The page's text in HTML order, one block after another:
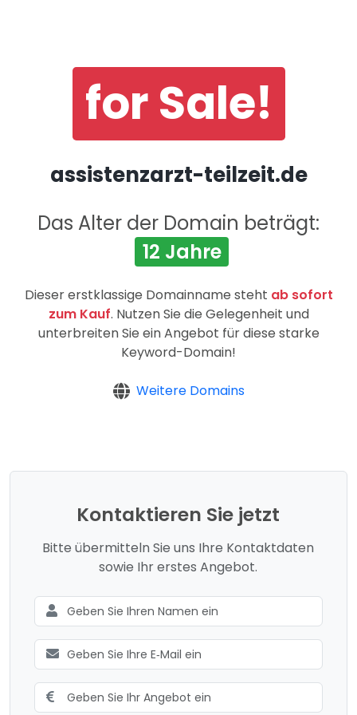
for Sale!
assistenzarzt-teilzeit.de
Das Alter der Domain beträgt:
12 Jahre
Dieser erstklassige Domainname steht ab sofort
zum Kauf. Nutzen Sie die Gelegenheit und
unterbreiten Sie ein Angebot für diese starke
Keyword-Domain!
Weitere Domains
Kontaktieren Sie jetzt
Bitte übermitteln Sie uns Ihre Kontaktdaten
sowie Ihr erstes Angebot.